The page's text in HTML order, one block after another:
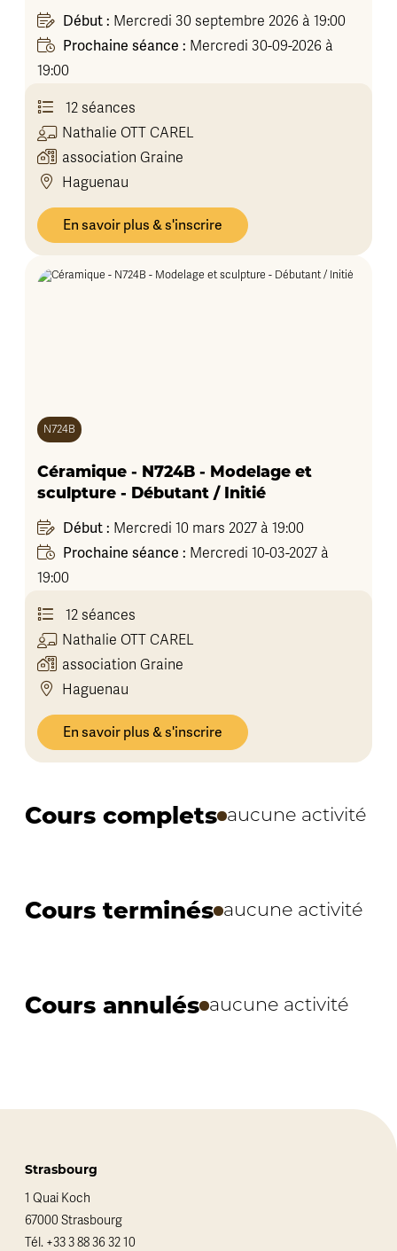
Début : Mercredi 30 septembre 2026 à 19:00
Prochaine séance : Mercredi 30-09-2026 à
19:00
12 séances
Nathalie OTT CAREL
association Graine
Haguenau
En savoir plus & s'inscrire
N724B
Céramique - N724B - Modelage et
sculpture - Débutant / Initié
Début : Mercredi 10 mars 2027 à 19:00
Prochaine séance : Mercredi 10-03-2027 à
19:00
12 séances
Nathalie OTT CAREL
association Graine
Haguenau
En savoir plus & s'inscrire
Cours complets aucune activité
Cours terminés aucune activité
Cours annulés aucune activité
Strasbourg
1 Quai Koch
67000 Strasbourg
Tél. +33 3 88 36 32 10